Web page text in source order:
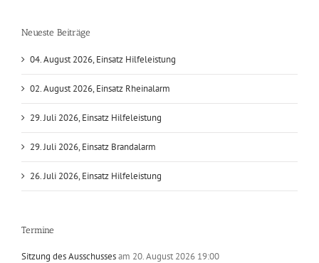
Neueste Beiträge
04. August 2026, Einsatz Hilfeleistung
02. August 2026, Einsatz Rheinalarm
29. Juli 2026, Einsatz Hilfeleistung
29. Juli 2026, Einsatz Brandalarm
26. Juli 2026, Einsatz Hilfeleistung
Termine
Sitzung des Ausschussesam 20. August 2026 19:00